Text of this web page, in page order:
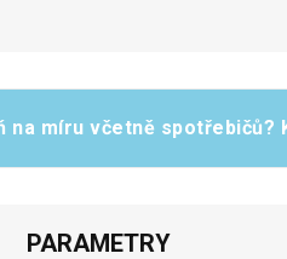
na míru včetně
PARAMETRY